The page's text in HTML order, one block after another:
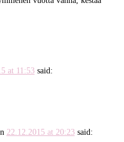
at 11:53 said:
22.12.2015 at 20:23 said: